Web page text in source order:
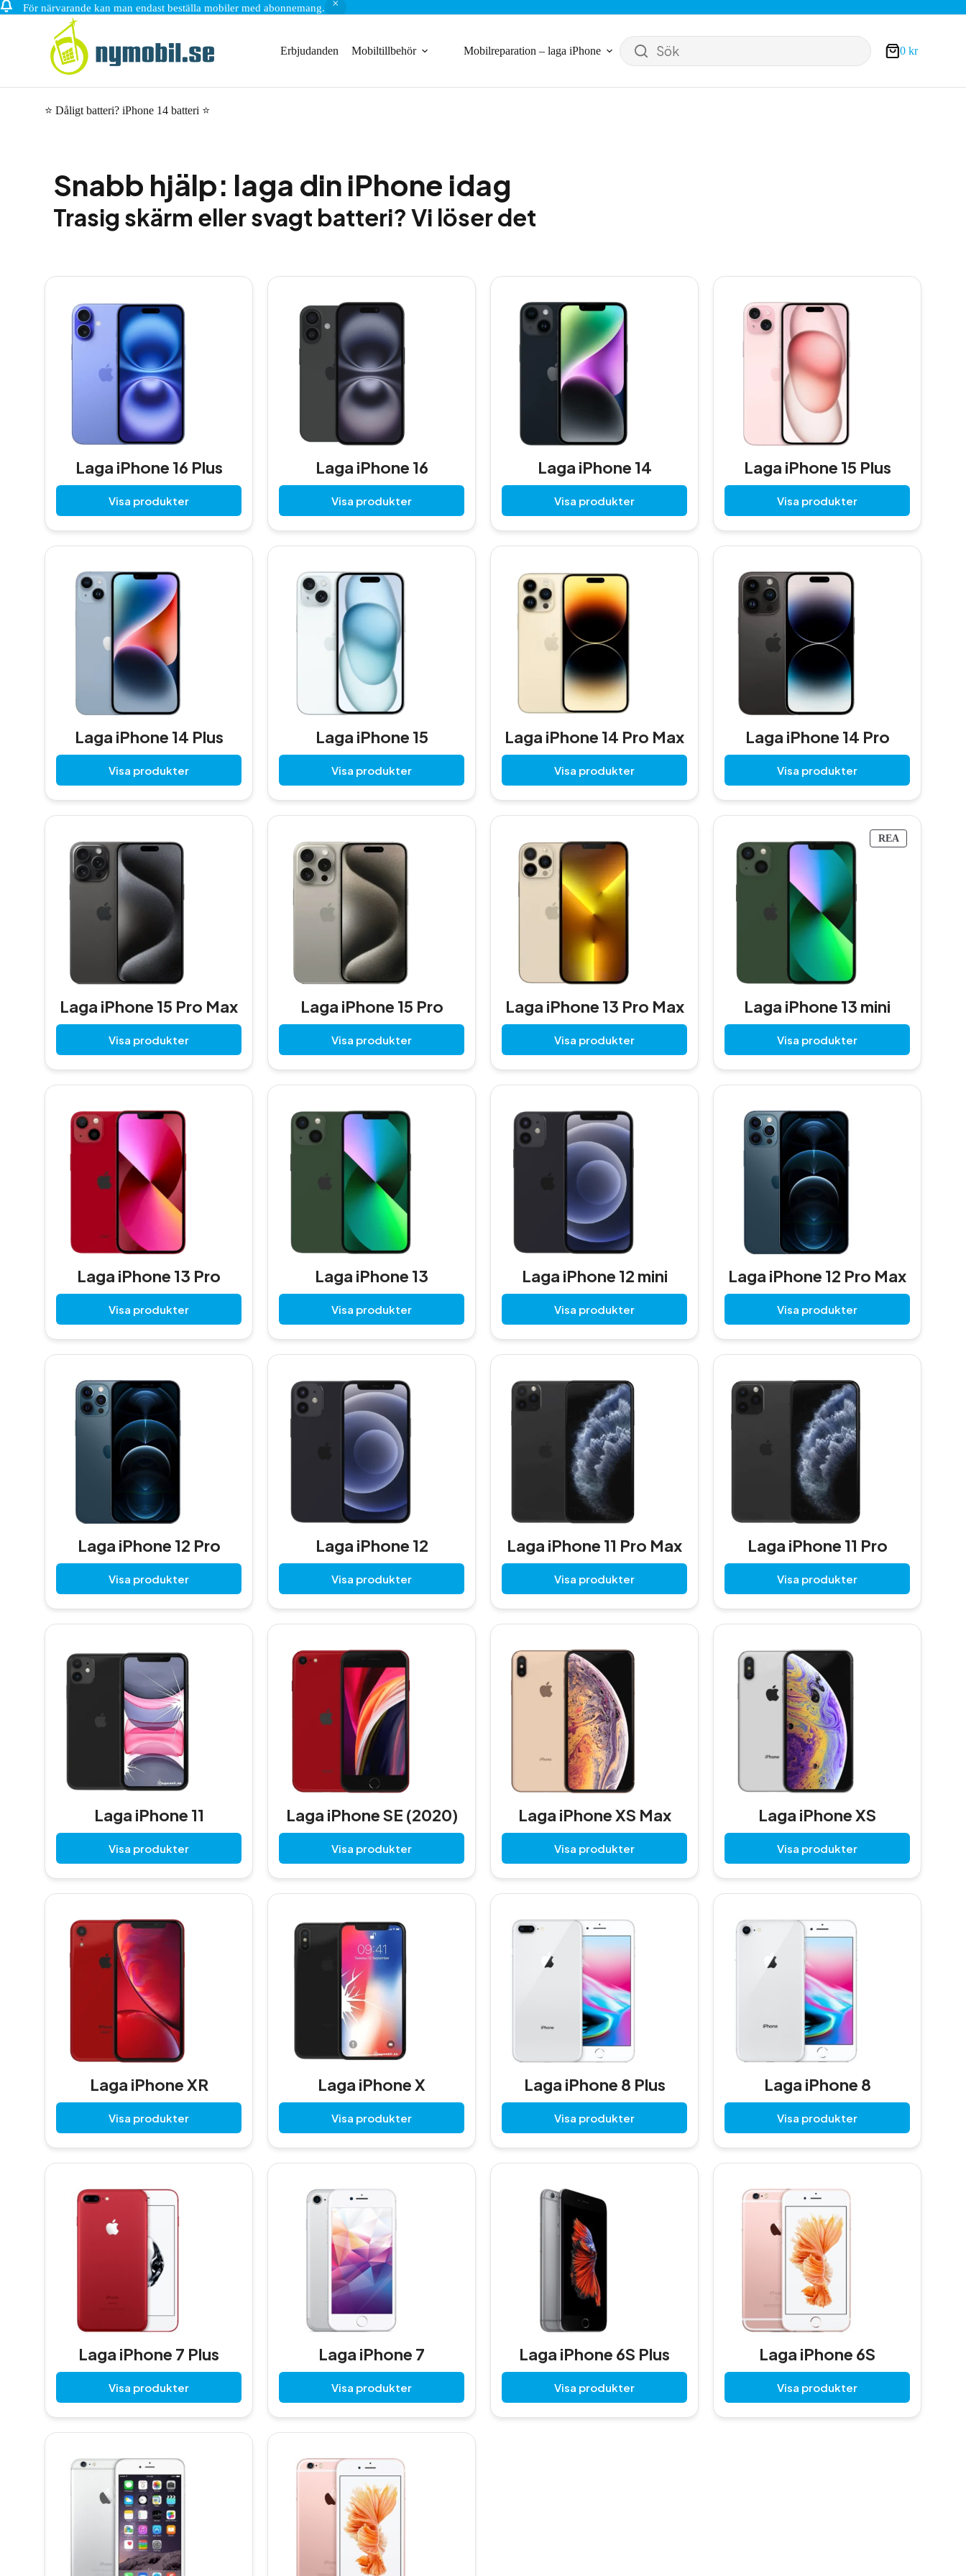
För närvarande kan man endast beställa mobiler med abonnemang.
Erbjudanden Mobiltillbehör Mobilreparation – laga iPhone Sök Varukorg
0 kr
⭐ Dåligt batteri? iPhone 14 batteri ⭐
Snabb hjälp: laga din iPhone idag
Trasig skärm eller svagt batteri? Vi löser det
Laga iPhone 16 Plus
Visa produkter
Laga iPhone 16
Visa produkter
Laga iPhone 14
Visa produkter
Laga iPhone 15 Plus
Visa produkter
Laga iPhone 14 Plus
Visa produkter
Laga iPhone 15
Visa produkter
Laga iPhone 14 Pro Max
Visa produkter
Laga iPhone 14 Pro
Visa produkter
Laga iPhone 15 Pro Max
Visa produkter
Laga iPhone 15 Pro
Visa produkter
Laga iPhone 13 Pro Max
Visa produkter
REAP
R
Laga iPhone 13 mini
Visa produkter
Laga iPhone 13 Pro
Visa produkter
Laga iPhone 13
Visa produkter
Laga iPhone 12 mini
Visa produkter
Laga iPhone 12 Pro Max
Visa produkter
Laga iPhone 12 Pro
Visa produkter
Laga iPhone 12
Visa produkter
Laga iPhone 11 Pro Max
Visa produkter
Laga iPhone 11 Pro
Visa produkter
Laga iPhone 11
Visa produkter
Laga iPhone SE (2020)
Visa produkter
Laga iPhone XS Max
Visa produkter
Laga iPhone XS
Visa produkter
Laga iPhone XR
Visa produkter
Laga iPhone X
Visa produkter
Laga iPhone 8 Plus
Visa produkter
Laga iPhone 8
Visa produkter
Laga iPhone 7 Plus
Visa produkter
Laga iPhone 7
Visa produkter
Laga iPhone 6S Plus
Visa produkter
Laga iPhone 6S
Visa produkter